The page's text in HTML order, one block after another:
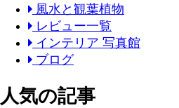
風水と観葉植物
レビュー一覧
インテリア 写真館
ブログ
人気の記事